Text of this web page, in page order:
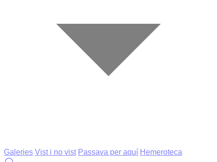
Galeries Vist i no vist Passava per aquí Hemeroteca